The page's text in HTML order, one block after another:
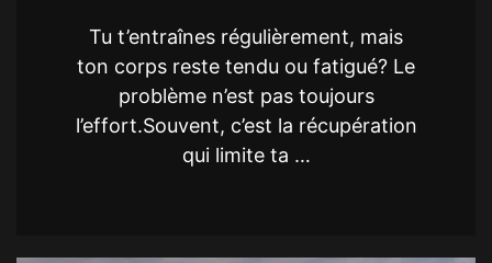
Tu t’entraînes régulièrement, mais
ton corps reste tendu ou fatigué? Le
problème n’est pas toujours
l’effort.Souvent, c’est la récupération
qui limite ta …